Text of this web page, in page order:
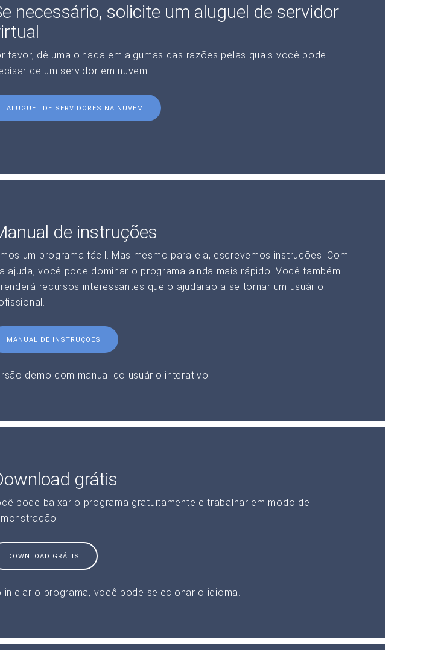
necessário, solicite um aluguel de servidor
favor, dê uma olhada em algumas das razões pelas quais você pode
de um servidor em nuvem.
ALUGUEL DE SERVIDORES NA NUVEM
de instruções
um programa fácil. Mas mesmo para ela, escrevemos instruções. Com
ajuda, você pode dominar o programa ainda mais rápido. Você também
recursos interessantes que o ajudarão a se tornar um usuário
MANUAL DE INSTRUÇÕES
demo com manual do usuário interativo
grátis
pode baixar o programa gratuitamente e trabalhar em modo de
DOWNLOAD GRÁTIS
iniciar o programa, você pode selecionar o idioma.